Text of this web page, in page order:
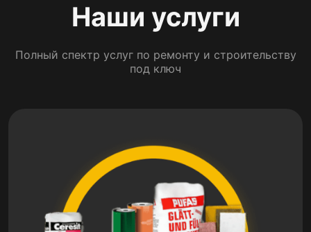
Наши услуги
Полный спектр услуг по ремонту и строительству
под ключ